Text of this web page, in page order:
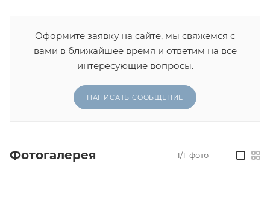
Оформите заявку на сайте, мы свяжемся с
вами в ближайшее время и ответим на все
интересующие вопросы.
НАПИСАТЬ СООБЩЕНИЕ
Фотогалерея 1/1 фото